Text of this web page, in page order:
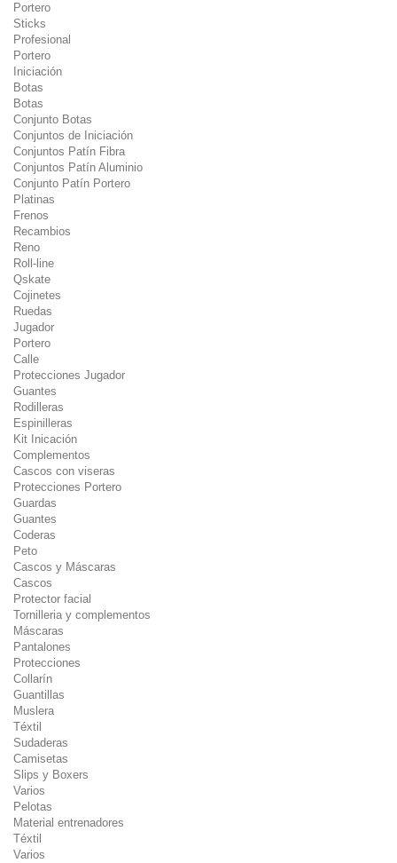
Portero
Sticks
Profesional
Portero
Iniciación
Botas
Botas
Conjunto Botas
Conjuntos de Iniciación
Conjuntos Patín Fibra
Conjuntos Patín Aluminio
Conjunto Patín Portero
Platinas
Frenos
Recambios
Reno
Roll-line
Qskate
Cojinetes
Ruedas
Jugador
Portero
Calle
Protecciones Jugador
Guantes
Rodilleras
Espinilleras
Kit Inicación
Complementos
Cascos con viseras
Protecciones Portero
Guardas
Guantes
Coderas
Peto
Cascos y Máscaras
Cascos
Protector facial
Tornilleria y complementos
Máscaras
Pantalones
Protecciones
Collarín
Guantillas
Muslera
Téxtil
Sudaderas
Camisetas
Slips y Boxers
Varios
Pelotas
Material entrenadores
Téxtil
Varios